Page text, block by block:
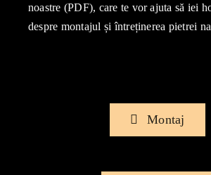
noastre (PDF), care te vor ajuta să iei
despre montajul și întreținerea pietrei
Montaj